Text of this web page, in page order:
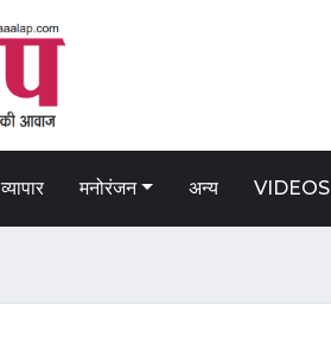
व्यापार मनोरंजन अन्य VIDEOS